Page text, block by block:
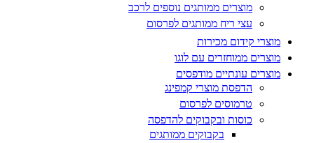
מוצרים ממותגים נוספים לרכב
עצי ריח ממותגים לפרסום
מוצרי קידום מכירות
מוצרים ממוחזרים עם לוגו
מוצרים עונתיים מודפסים
הדפסת מוצרי קמפינג
טרמוסים לפרסום
כוסות ובקבוקים להדפסה
בקבוקים ממותגים